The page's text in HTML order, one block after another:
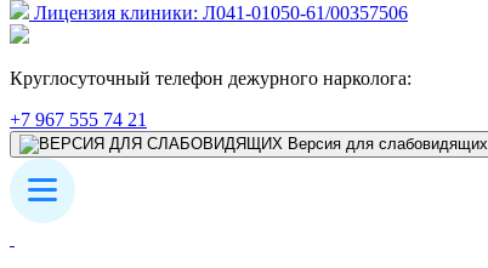
Лицензия клиники: Л041-01050-61/00357506
Круглосуточный телефон дежурного нарколога:
+7 967 555 74 21
Версия для слабовидящих